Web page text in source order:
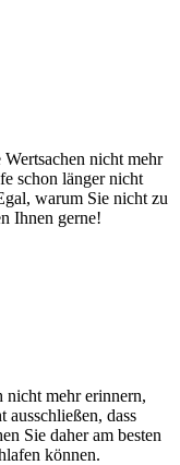
nicht mehr
schon länger nicht
warum Sie nicht zu
Ihnen gerne!
nicht mehr erinnern,
ausschließen, dass
Sie daher am besten
können.